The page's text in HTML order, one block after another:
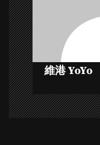
t
i
o
n
維港 YoYo